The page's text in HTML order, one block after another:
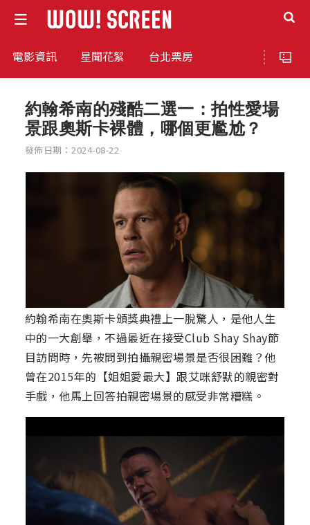
電影資訊 星聞花絮 台北票房
約翰希南的殘酷二選一：拍性愛場
景跟奧斯卡裸體，哪個更尷尬？
發佈日期：2024-08-22
約翰希南在奧斯卡頒獎典禮上一脫驚人，是他人生
中的一大創舉，不過最近在接受Club Shay Shay節
目訪問時，先被問到拍攝親密場景是否很困難？他
曾在2015年的【姐姐愛最大】跟艾咪舒默的親密對
手戲，他馬上回答拍親密場景的感受非常糟糕。